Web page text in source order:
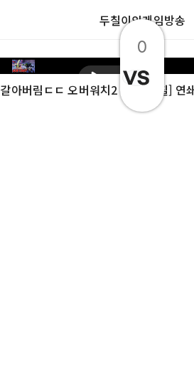
두칠이의게임방송
아버림ㄷㄷ 오버워치2 실험
재생
0